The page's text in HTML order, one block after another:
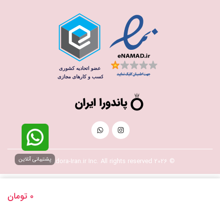
0 تومان
© 2026 Pandora-Iran.ir Inc. All rights reserved پشتیبانی آنلاین